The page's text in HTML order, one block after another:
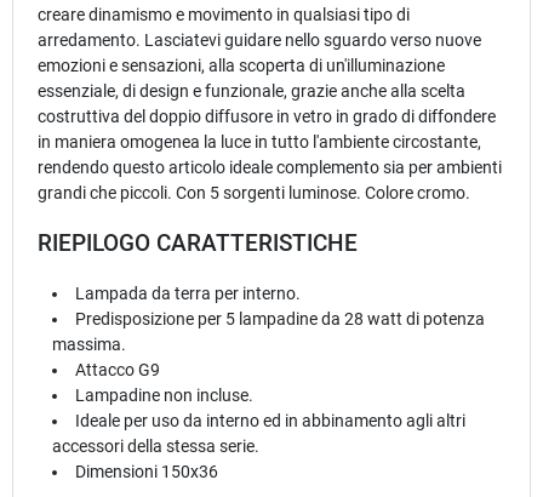
creare dinamismo e movimento in qualsiasi tipo di
arredamento. Lasciatevi guidare nello sguardo verso nuove
emozioni e sensazioni, alla scoperta di un'illuminazione
essenziale, di design e funzionale, grazie anche alla scelta
costruttiva del doppio diffusore in vetro in grado di diffondere
in maniera omogenea la luce in tutto l'ambiente circostante,
rendendo questo articolo ideale complemento sia per ambienti
grandi che piccoli. Con 5 sorgenti luminose. Colore cromo.
RIEPILOGO CARATTERISTICHE
Lampada da terra per interno.
Predisposizione per 5 lampadine da 28 watt di potenza
massima.
Attacco G9
Lampadine non incluse.
Ideale per uso da interno ed in abbinamento agli altri
accessori della stessa serie.
Dimensioni 150x36